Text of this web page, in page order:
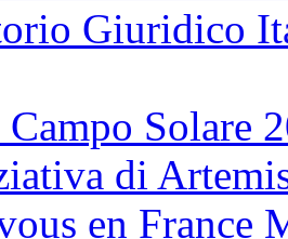
Giuridico
Campo Solare
di
en France